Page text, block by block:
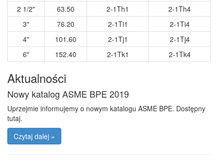
2 1/2"
63.50 2-1Th1
2-1Th4
3"
76.20 2-1Ti1
2-1Ti4
4"
101.60 2-1Tj1
2-1Tj4
6"
152.40 2-1Tk1 2-1Tk4
Aktualności
Nowy katalog ASME BPE 2019
Uprzejmie informujemy o nowym katalogu ASME BPE. Dostępny
tutaj.
Czytaj dalej »